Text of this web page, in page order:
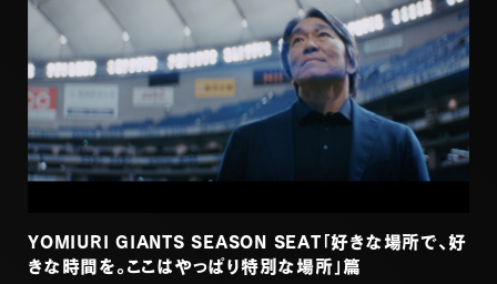
YOMIURI GIANTS SEASON SEAT「好きな場所で、好
きな時間を。ここはやっぱり特別な場所」篇